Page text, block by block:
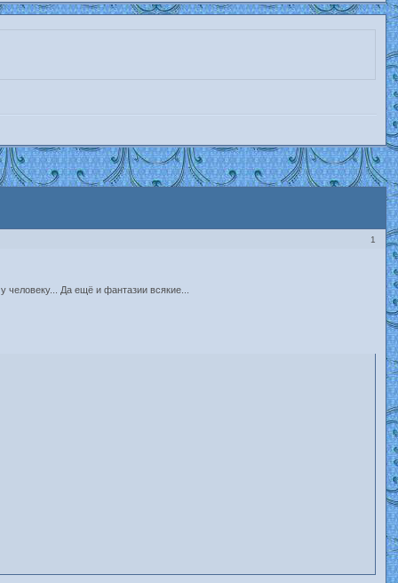
1
Да ещё и фантазии всякие...